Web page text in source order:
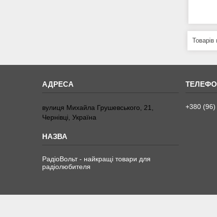
вулиця Михайла Грушевського, 21,
Чернівці, Україна
РадіоВольт - найкращі товари для
радіолюбителя
+380